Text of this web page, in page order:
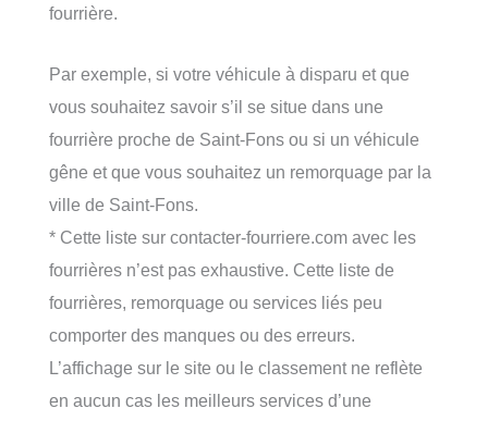
fourrière.
Par exemple, si votre véhicule à disparu et que
vous souhaitez savoir s’il se situe dans une
fourrière proche de Saint-Fons ou si un véhicule
gêne et que vous souhaitez un remorquage par la
ville de Saint-Fons.
* Cette liste sur contacter-fourriere.com avec les
fourrières n’est pas exhaustive. Cette liste de
fourrières, remorquage ou services liés peu
comporter des manques ou des erreurs.
L’affichage sur le site ou le classement ne reflète
en aucun cas les meilleurs services d’une